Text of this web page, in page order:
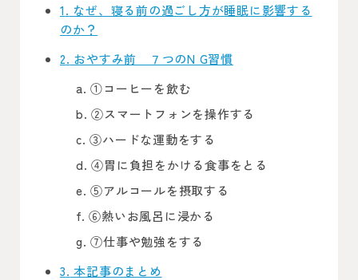
1
なぜ、寝る前の過ごし方が睡眠に影響する
のか？
2 おやすみ前 ７つのN G習慣
①コーヒーを飲む
②スマートフォンを操作する
③ハードな運動をする
④胃に負担をかける食事をとる
⑤アルコールを摂取する
⑥熱いお風呂に浸かる
⑦仕事や勉強をする
3 本記事のまとめ